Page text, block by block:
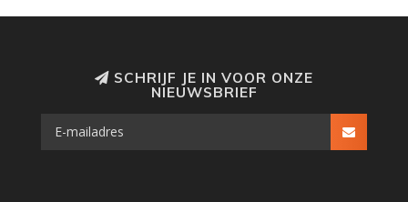
SCHRIJF JE IN VOOR ONZE
NIEUWSBRIEF